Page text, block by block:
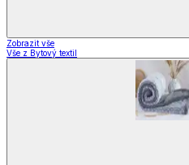
Zobrazit vše
Vše z Bytový textil